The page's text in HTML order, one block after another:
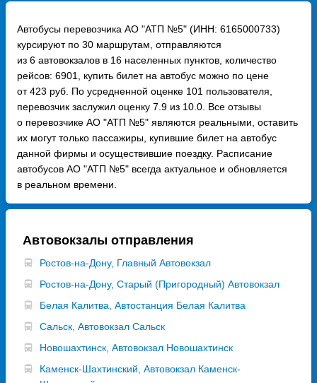
Автобусы перевозчика АО "АТП №5" (ИНН: 6165000733)
курсируют по 30 маршрутам, отправляются
из 6 автовокзалов в 16 населенных пунктов, количество
рейсов: 6901, купить билет на автобус можно по цене
от 423 руб. По усредненной оценке 101 пользователя,
перевозчик заслужил оценку 7.9 из 10.0. Все отзывы
о перевозчике АО "АТП №5" являются реальными, оставить
их могут только пассажиры, купившие билет на автобус
данной фирмы и осуществившие поездку. Расписание
автобусов АО "АТП №5" всегда актуальное и обновляется
в реальном времени.
Автовокзалы отправления
Ростов-на-Дону, Главный Автовокзал
Ростов-на-Дону, Старый (Пригородный) Автовокзал
Белая Калитва, Автостанция Белая Калитва
Сальск, Автовокзал Сальск
Новошахтинск, Автовокзал Новошахтинск
Каменск-Шахтинский, Автовокзал Каменск-